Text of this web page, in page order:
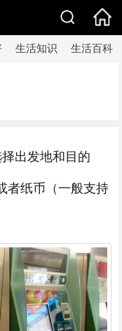
生活知识 生活百科
出发地和目的
者纸币（一般支持